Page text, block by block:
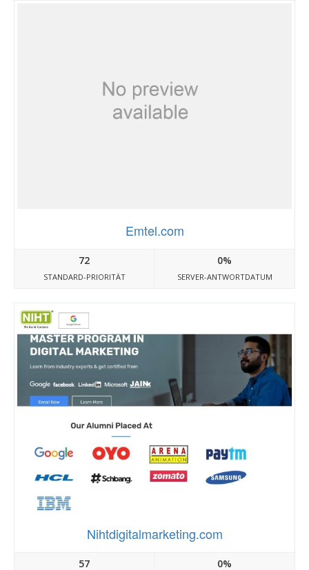
Emtel.com
72
STANDARD-PRIORITÄT
0%
SERVER-ANTWORTDATUM
Nihtdigitalmarketing.com
57 0%